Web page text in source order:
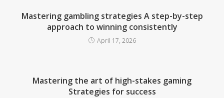
Mastering gambling strategies A step-by-step
approach to winning consistently
April 17, 2026
Mastering the art of high-stakes gaming
Strategies for success